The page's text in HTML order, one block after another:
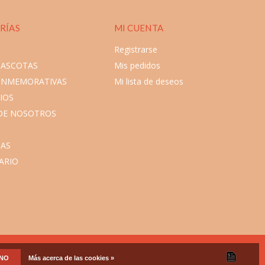
NOSOTROS
MI CUENTA
Registrarse
Mis pedidos
Mi lista de deseos
Más acerca de las cookies »